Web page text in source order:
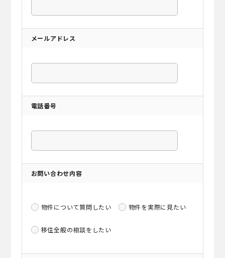
メールアドレス
電話番号
お問い合わせ内容
物件について質問したい 物件を実際に見たい
移住全般の相談をしたい